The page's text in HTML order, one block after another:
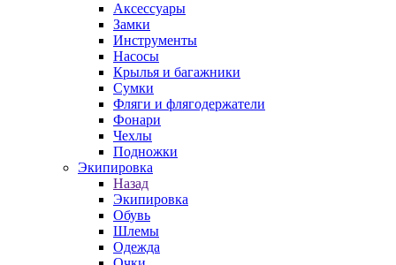
Аксессуары
Замки
Инструменты
Насосы
Крылья и багажники
Сумки
Фляги и флягодержатели
Фонари
Чехлы
Подножки
Экипировка
Назад
Экипировка
Обувь
Шлемы
Одежда